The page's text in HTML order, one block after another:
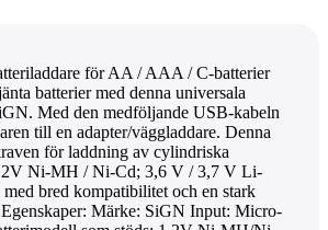
för AA / AAA / C-batterier
batterier med denna universala
Med den medföljande USB-kabeln
till en adapter/väggladdare. Denna
för laddning av cylindriska
Ni-MH / Ni-Cd; 3,6 V / 3,7 V Li-
bred kompatibilitet och en stark
Märke: SiGN Input: Micro-